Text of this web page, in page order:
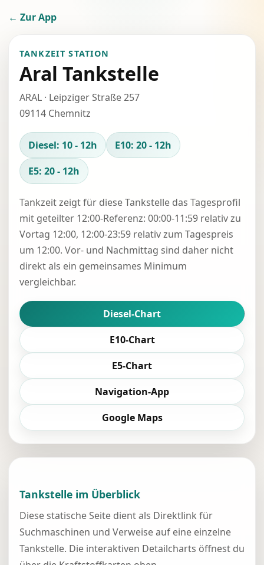
← Zur App
TANKZEIT STATION
Aral Tankstelle
ARAL · Leipziger Straße 257
09114 Chemnitz
Diesel: 10 - 12h
E10: 20 - 12h
E5: 20 - 12h
Tankzeit zeigt für diese Tankstelle das Tagesprofil
mit geteilter 12:00-Referenz: 00:00-11:59 relativ zu
Vortag 12:00, 12:00-23:59 relativ zum Tagespreis
um 12:00. Vor- und Nachmittag sind daher nicht
direkt als ein gemeinsames Minimum
vergleichbar.
Diesel-Chart
E10-Chart
E5-Chart
Navigation-App
Google Maps
Tankstelle im Überblick
Diese statische Seite dient als Direktlink für
Suchmaschinen und Verweise auf eine einzelne
Tankstelle. Die interaktiven Detailcharts öffnest du